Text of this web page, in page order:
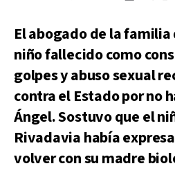
El abogado de la familia
niño fallecido como
golpes y abuso sexual
contra el Estado por no
Ángel. Sostuvo que el
Rivadavia había
volver con su madre